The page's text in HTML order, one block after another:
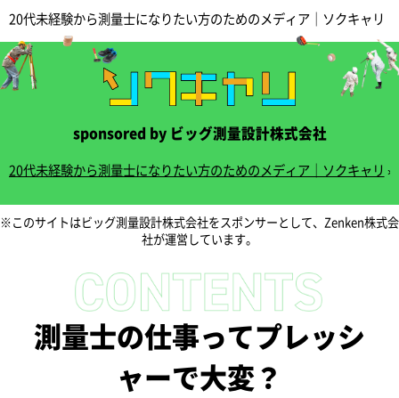
20代未経験から測量士になりたい方のためのメディア｜ソクキャリ
sponsored by ビッグ測量設計株式会社
20代未経験から測量士になりたい方のためのメディア｜ソクキャリ »
※このサイトはビッグ測量設計株式会社をスポンサーとして、Zenken株式会
社が運営しています。
測量士の仕事ってプレッシ
ャーで大変？